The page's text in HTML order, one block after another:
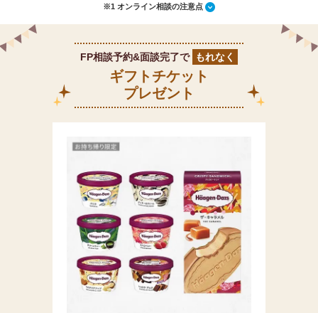
※1 オンライン相談の注意点
FP相談予約&面談完了で もれなく
ギフトチケット
プレゼント